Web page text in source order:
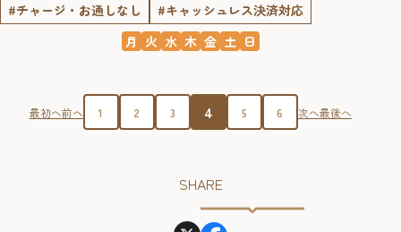
#チャージ・お通しなし
#キャッシュレス決済対応
月 火 水 木 金 土 日
最初へ前へ 1 2 3 4 5 6 次へ最後へ
SHARE